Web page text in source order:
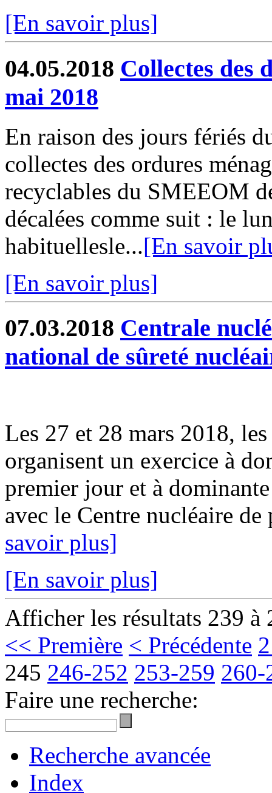
[En savoir plus]
04.05.2018 Collectes des
mai 2018
En raison des jours fériés
collectes des ordures
recyclables du SMEEOM
décalées comme suit : le
habituellesle...[En savoir
[En savoir plus]
07.03.2018 Centrale
national de sûreté
Les 27 et 28 mars 2018,
organisent un exercice à
premier jour et à
avec le Centre nucléaire
savoir plus]
[En savoir plus]
Afficher les résultats 239 à
<< Première < Précédente
245 246-252 253-259 260-
Faire une recherche:
Recherche avancée
Index